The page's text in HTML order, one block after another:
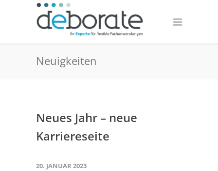
Neuigkeiten
Neues Jahr – neue
Karriereseite
20. JANUAR 2023